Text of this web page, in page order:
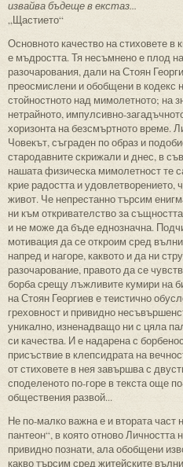
извайва бъдеще в екстаз...
„Щастието“
Основното качество на стиховете в
е мъдростта. Тя несъмнено е плод
разочарования, дали на Стоян
преосмислени и обобщени в кодекс
стойностното над мимолетното; на
нетрайното, импулсивно-
хоризонта на безсмъртното време.
Човекът, съграден по образ и
стародавните скрижали и днес, в
нашата физическа мимолетност те
крие радостта и удовлетворението,
живот. Че непрестанно търсим
ни към откривателство за
и не може да бъде еднозначна.
мотивация да се откроим сред
напред и нагоре, каквото и да ни
разочарование, правото да се
борба срещу лъжливите кумири на
на Стоян Георгиев е теистично
греховност и привидно
уникално, изненадващо ни с цяла
си качества. И е надарена с
присъствие в клепсидрата на
от стиховете в нея завършва с
споделеното по-горе в текста още
обществения развой...
Не по-малко важна е и втората част
пантеон“, в която отново
привидно познати, ала обобщени
какво търсим сред житейските